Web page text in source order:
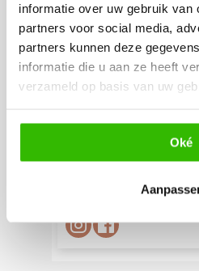
informatie over uw gebruik van
partners voor social media,
partners kunnen deze
informatie die u aan ze heeft
verzameld op basis van uw
Oké
Zijn jullie enthousiast,
contact met ons op
graag rond door onze
en kunnen we de